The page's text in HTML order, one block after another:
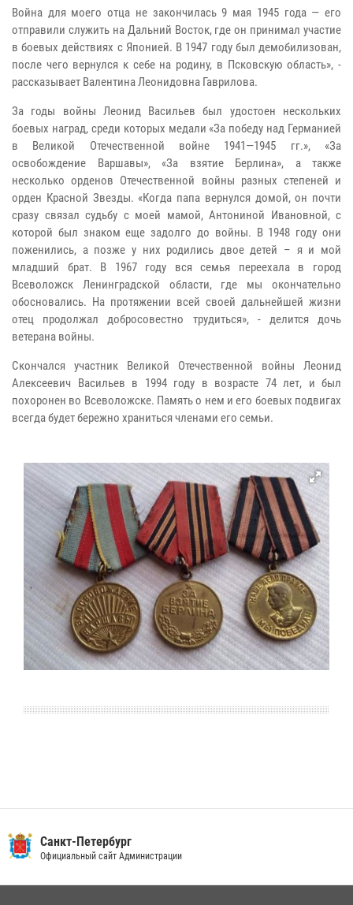
Война для моего отца не закончилась 9 мая 1945 года — его
отправили служить на Дальний Восток, где он принимал участие
в боевых действиях с Японией. В 1947 году был демобилизован,
после чего вернулся к себе на родину, в Псковскую область», -
рассказывает Валентина Леонидовна Гаврилова.
За годы войны Леонид Васильев был удостоен нескольких
боевых наград, среди которых медали «За победу над Германией
в Великой Отечественной войне 1941—1945 гг.», «За
освобождение Варшавы», «За взятие Берлина», а также
несколько орденов Отечественной войны разных степеней и
орден Красной Звезды. «Когда папа вернулся домой, он почти
сразу связал судьбу с моей мамой, Антониной Ивановной, с
которой был знаком еще задолго до войны. В 1948 году они
поженились, а позже у них родились двое детей – я и мой
младший брат. В 1967 году вся семья переехала в город
Всеволожск Ленинградской области, где мы окончательно
обосновались. На протяжении всей своей дальнейшей жизни
отец продолжал добросовестно трудиться», - делится дочь
ветерана войны.
Скончался участник Великой Отечественной войны Леонид
Алексеевич Васильев в 1994 году в возрасте 74 лет, и был
похоронен во Всеволожске. Память о нем и его боевых подвигах
всегда будет бережно храниться членами его семьи.
Санкт-Петербург
Официальный сайт Администрации